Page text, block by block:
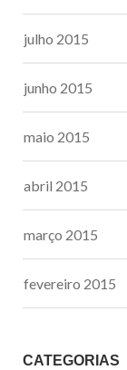
julho 2015
junho 2015
maio 2015
abril 2015
março 2015
fevereiro 2015
CATEGORIAS